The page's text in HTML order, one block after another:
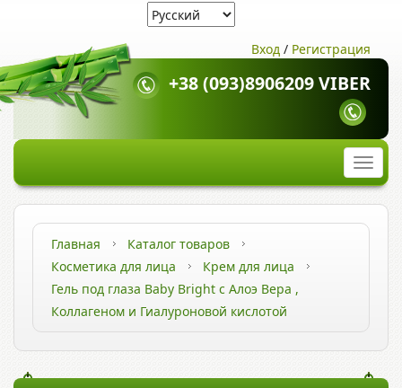
Вход / Регистрация
+38 (093)8906209 VIBER
Главная
Каталог товаров
Косметика для лица
Крем для лица
Гель под глаза Baby Bright с Алоэ Вера ,
Коллагеном и Гиалуроновой кислотой